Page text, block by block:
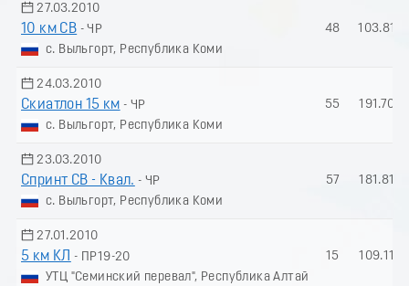
27.03.2010
10 км СВ - ЧР
с. Выльгорт, Республика Коми
48 103.81
24.03.2010
Скиатлон 15 км - ЧР
с. Выльгорт, Республика Коми
55 191.70
23.03.2010
Спринт СВ - Квал. - ЧР
с. Выльгорт, Республика Коми
57 181.81
27.01.2010
5 км КЛ
- ПР19-20
УТЦ "Семинский перевал", Республика Алтай
15 109.11